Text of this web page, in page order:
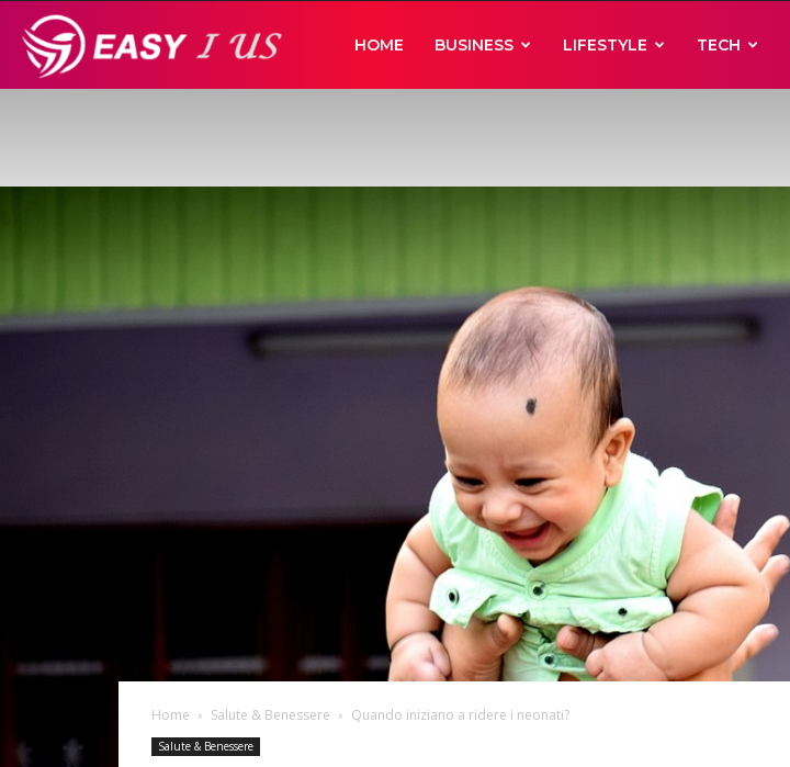
HOME BUSINESS LIFESTYLE TECH
Home Salute & Benessere Quando iniziano a ridere i neonati?
Salute & Benessere